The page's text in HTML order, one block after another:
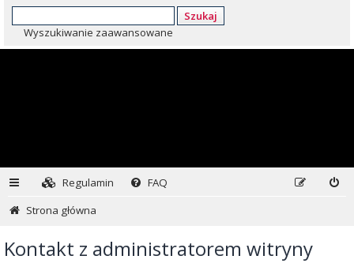
Szukaj
Wyszukiwanie zaawansowane
Regulamin
FAQ
Strona główna
Kontakt z administratorem witryny